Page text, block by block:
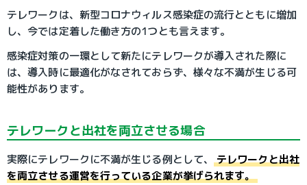
テレワークは、新型コロナウィルス感染症の流行とともに増加
し、今では定着した働き方の1つとも言えます。
感染症対策の一環として新たにテレワークが導入された際に
は、導入時に最適化がなされておらず、様々な不満が生じる可
能性があります。
テレワークと出社を両立させる場合
実際にテレワークに不満が生じる例として、テレワークと出社
を両立させる運営を行っている企業が挙げられます。